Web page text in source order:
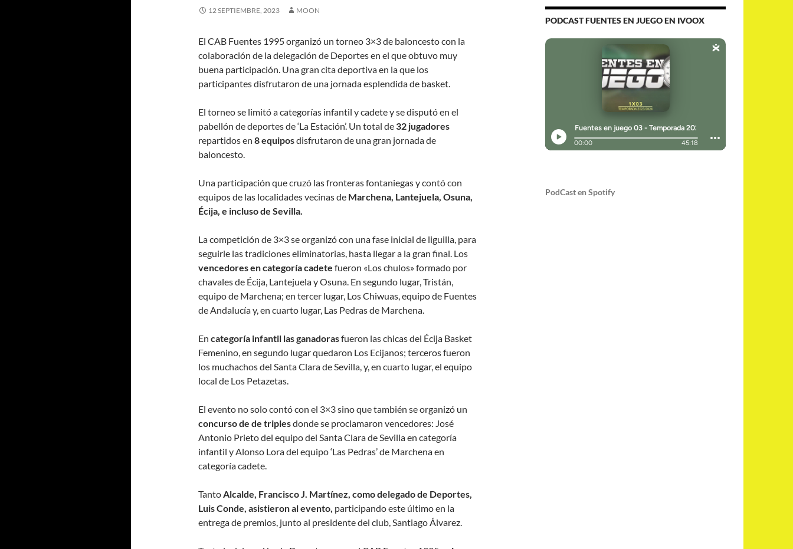
12 SEPTIEMBRE, 2023 MOON
El CAB Fuentes 1995 organizó un torneo 3×3 de baloncesto con la
colaboración de la delegación de Deportes en el que obtuvo muy
buena participación. Una gran cita deportiva en la que los
participantes disfrutaron de una jornada esplendida de basket.
El torneo se limitó a categorías infantil y cadete y se disputó en el
pabellón de deportes de ‘La Estación’. Un total de 32 jugadores
repartidos en 8 equiposdisfrutaron de una gran jornada de
baloncesto.
Una participación que cruzó las fronteras fontaniegas y contó con
equipos de las localidades vecinas de Marchena, Lantejuela, Osuna,
Écija, e incluso de Sevilla.
La competición de 3×3 se organizó con una fase inicial de liguilla, para
seguirle las tradiciones eliminatorias, hasta llegar a la gran final. Los
vencedores en categoría cadete fueron «Los chulos» formado por
chavales de Écija, Lantejuela y Osuna. En segundo lugar, Tristán,
equipo de Marchena; en tercer lugar, Los Chiwuas, equipo de Fuentes
de Andalucía y, en cuarto lugar, Las Pedras de Marchena.
En categoría infantil las ganadorasfueron las chicas del Écija Basket
Femenino, en segundo lugar quedaron Los Ecijanos; terceros fueron
los muchachos del Santa Clara de Sevilla, y, en cuarto lugar, el equipo
local de Los Petazetas.
El evento no solo contó con el 3×3 sino que también se organizó un
concurso de de triplesdonde se proclamaron vencedores: José
Antonio Prieto del equipo del Santa Clara de Sevilla en categoría
infantil y Alonso Lora del equipo ‘Las Pedras’ de Marchena en
categoría cadete.
TantoAlcalde, Francisco J. Martínez, como delegado de Deportes,
Luis Conde, asistieron al evento, participando este último en la
entrega de premios, junto al presidente del club, Santiago Álvarez.
PODCAST FUENTES EN JUEGO EN IVOOX
PodCast en Spotify